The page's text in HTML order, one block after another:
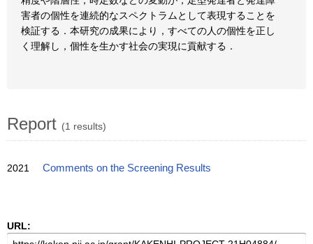
害者の個性を連続的なスペクトラムとして表現することを
検証する．本研究の成果により，すべての人の個性を正し
く理解し，個性を生かす社会の実現に貢献する．
Report (1 results)
2021 Comments on the Screening Results
URL: